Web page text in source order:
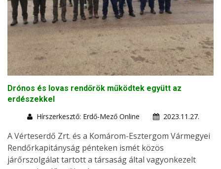
Drónos és lovas rendőrök működtek együtt az
erdészekkel
Hírszerkesztő: Erdő-Mező Online
2023.11.27.
A Vérteserdő Zrt. és a Komárom-Esztergom Vármegyei
Rendőrkapitányság pénteken ismét közös
járőrszolgálat tartott a társaság által vagyonkezelt